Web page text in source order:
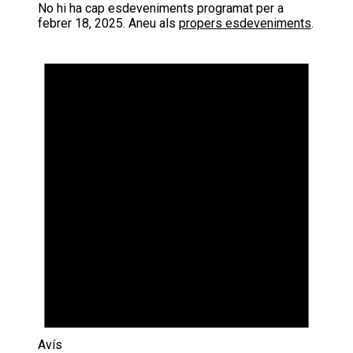
No hi ha cap esdeveniments programat per a
febrer 18, 2025. Aneu als propers esdeveniments.
Avís